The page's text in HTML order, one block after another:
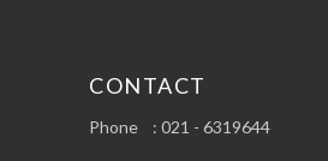
CONTACT
Phone : 021 - 6319644